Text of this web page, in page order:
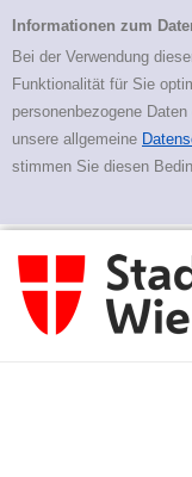
Erweiterte
Informationen zum
Bei der Verwendung
Funktionalität für Sie
personenbezogene
unsere allgemeine
stimmen Sie diesen